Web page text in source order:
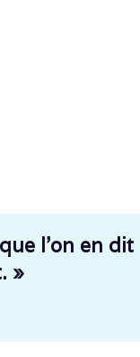
l’on en dit
»